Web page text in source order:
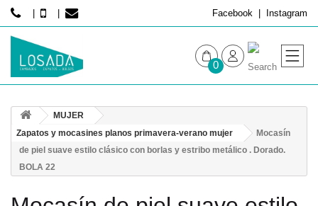
Facebook Instagram
0
HOMBRE
MUJER
Zapatos y mocasines planos primavera-verano mujer
Mocasín
de piel suave estilo clásico con borlas y estribo metálico . Dorado.
BOLA 22